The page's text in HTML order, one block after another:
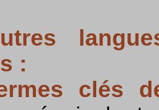
:
clés